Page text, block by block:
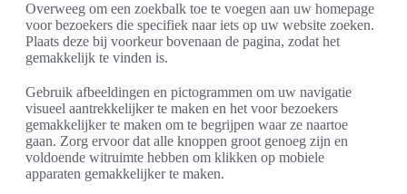
Overweeg om een zoekbalk toe te voegen aan uw homepage
voor bezoekers die specifiek naar iets op uw website zoeken.
Plaats deze bij voorkeur bovenaan de pagina, zodat het
gemakkelijk te vinden is.
Gebruik afbeeldingen en pictogrammen om uw navigatie
visueel aantrekkelijker te maken en het voor bezoekers
gemakkelijker te maken om te begrijpen waar ze naartoe
gaan. Zorg ervoor dat alle knoppen groot genoeg zijn en
voldoende witruimte hebben om klikken op mobiele
apparaten gemakkelijker te maken.